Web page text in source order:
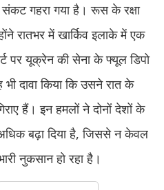
गहरा गया है। रूस के रक्षा
रातभर में खार्किव इलाके में एक
पर यूक्रेन की सेना के फ्यूल डिपो
दावा किया कि उसने रात के
हैं। इन हमलों ने दोनों देशों के
बढ़ा दिया है, जिससे न केवल
नुकसान हो रहा है।